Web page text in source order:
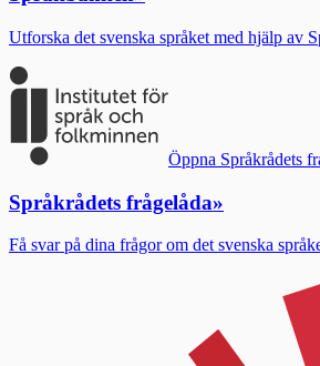
Utforska det svenska språket med hjälp av
Öppna Språkrådets
Språkrådets frågelåda»
Få svar på dina frågor om det svenska